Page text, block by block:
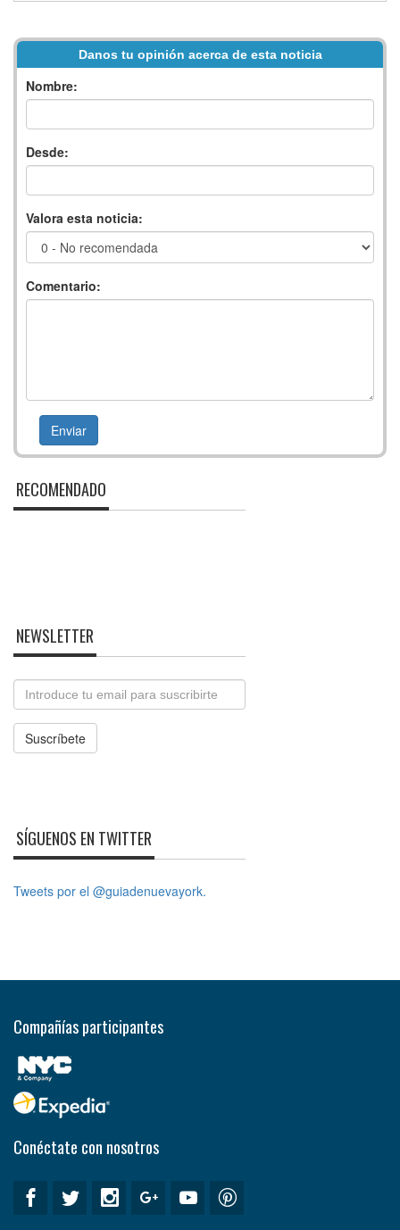
Danos tu opinión acerca de esta noticia
Nombre:
Desde:
Valora esta noticia:
Comentario:
RECOMENDADO
NEWSLETTER
Email
Suscríbete
SÍGUENOS EN TWITTER
Tweets por el @guiadenuevayork.
Compañías participantes
Conéctate con nosotros